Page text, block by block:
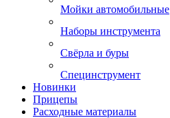
Мойки автомобильные
Наборы инструмента
Свёрла и буры
Специнструмент
Новинки
Прицепы
Расходные материалы